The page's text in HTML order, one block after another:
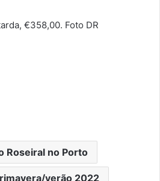
€358,00. Foto DR
Roseiral no Porto
verão 2022